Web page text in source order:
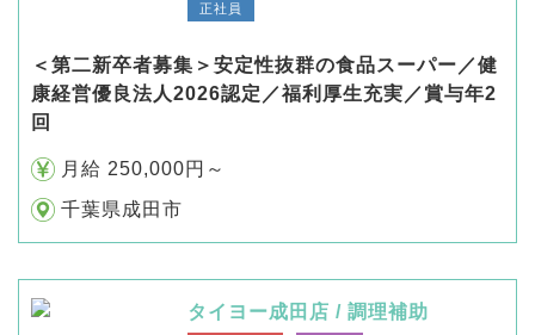
正社員
＜第二新卒者募集＞安定性抜群の食品スーパー／健
康経営優良法人2026認定／福利厚生充実／賞与年2
回
月給 250,000円～
千葉県成田市
タイヨー成田店 / 調理補助